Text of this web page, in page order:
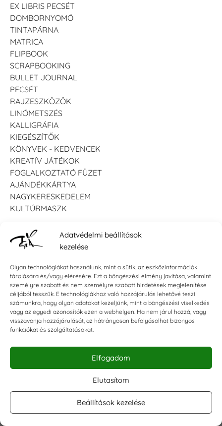
Adatvédelmi beállítások
kezelése
Olyan technológiákat használunk, mint a sütik, az eszközinformációk
tárolására és/vagy elérésére. Ezt a böngészési élmény javítása, valamint
személyre szabott és nem személyre szabott hirdetések megjelenítése
céljából tesszük. E technológiákhoz való hozzájárulás lehetővé teszi
számunkra, hogy olyan adatokat kezeljünk, mint a böngészési viselkedés
vagy az egyedi azonosítók ezen a webhelyen. Ha nem járul hozzá, vagy
visszavonja hozzájárulását, az hátrányosan befolyásolhat bizonyos
funkciókat és szolgáltatásokat.
Elfogadom
Elutasítom
Beállítások kezelése
EX LIBRIS PECSÉT
DOMBORNYOMÓ
TINTAPÁRNA
MATRICA
FLIPBOOK
SCRAPBOOKING
BULLET JOURNAL
PECSÉT
RAJZESZKÖZÖK
LINÓMETSZÉS
KALLIGRÁFIA
KIEGÉSZÍTŐK
KÖNYVEK - KEDVENCEK
KREATÍV JÁTÉKOK
FOGLALKOZTATÓ FÜZET
AJÁNDÉKKÁRTYA
NAGYKERESKEDELEM
KULTÚRMASZK
Iratkozz fel hírlevelünkre!
Ne maradj le újdonságainkról, akcióinkról!
E-mail címed
Vezetéknév (opcionális)
Keresztnév (opcionális)